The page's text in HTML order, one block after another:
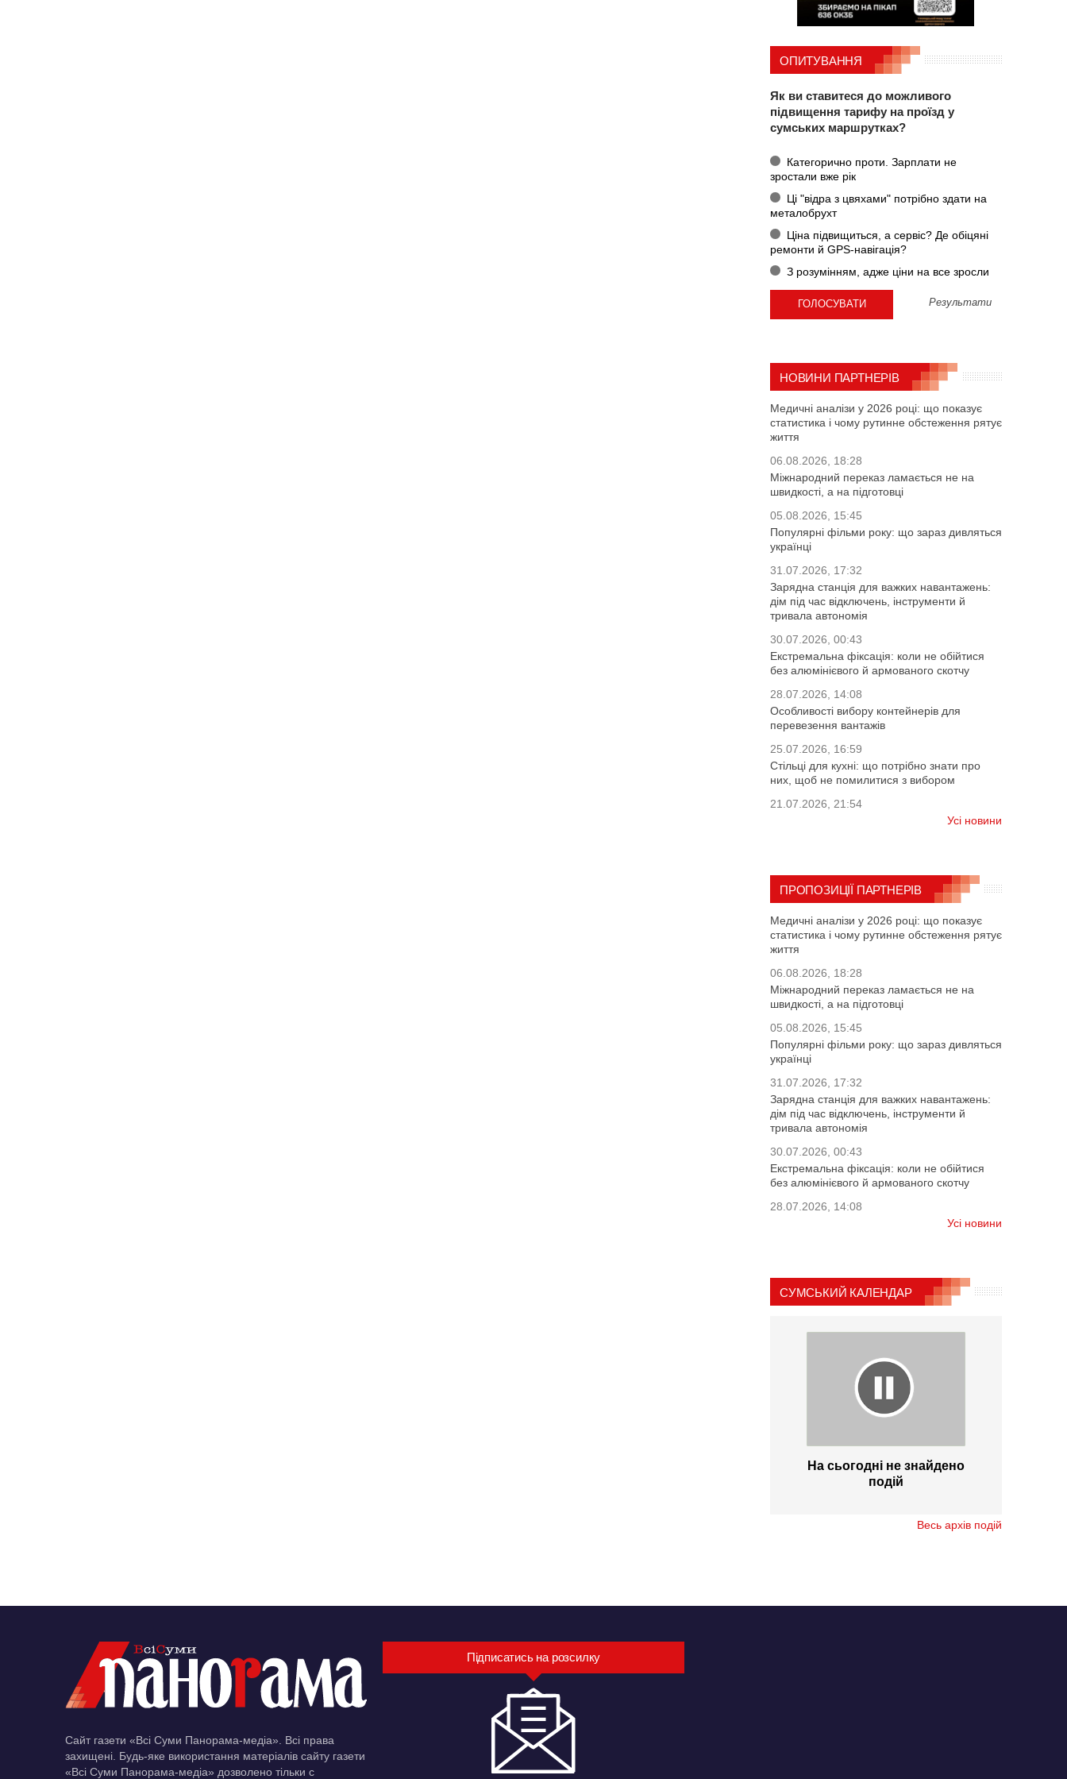
ОПИТУВАННЯ
Як ви ставитеся до можливого
підвищення тарифу на проїзд у
сумських маршрутках?
Категорично проти. Зарплати не
зростали вже рік
Ці "відра з цвяхами" потрібно здати на
металобрухт
Ціна підвищиться, а сервіс? Де обіцяні
ремонти й GPS-навігація?
З розумінням, адже ціни на все зросли
Результати
НОВИНИ ПАРТНЕРІВ
Медичні аналізи у 2026 році: що показує
статистика і чому рутинне обстеження рятує
життя
06.08.2026, 18:28
Міжнародний переказ ламається не на
швидкості, а на підготовці
05.08.2026, 15:45
Популярні фільми року: що зараз дивляться
українці
31.07.2026, 17:32
Зарядна станція для важких навантажень:
дім під час відключень, інструменти й
тривала автономія
30.07.2026, 00:43
Екстремальна фіксація: коли не обійтися
без алюмінієвого й армованого скотчу
28.07.2026, 14:08
Особливості вибору контейнерів для
перевезення вантажів
25.07.2026, 16:59
Стільці для кухні: що потрібно знати про
них, щоб не помилитися з вибором
21.07.2026, 21:54
Усі новини
ПРОПОЗИЦІЇ ПАРТНЕРІВ
Медичні аналізи у 2026 році: що показує
статистика і чому рутинне обстеження рятує
життя
06.08.2026, 18:28
Міжнародний переказ ламається не на
швидкості, а на підготовці
05.08.2026, 15:45
Популярні фільми року: що зараз дивляться
українці
31.07.2026, 17:32
Зарядна станція для важких навантажень:
дім під час відключень, інструменти й
тривала автономія
30.07.2026, 00:43
Екстремальна фіксація: коли не обійтися
без алюмінієвого й армованого скотчу
28.07.2026, 14:08
Усі новини
СУМСЬКИЙ КАЛЕНДАР
На сьогодні не знайдено
подій
Весь архів подій
Сайт газети «Всі Суми Панорама-медіа». Всі права
захищені. Будь-яке використання матеріалів сайту газети
«Всі Суми Панорама-медіа» дозволено тільки c
Підписатись на розсилку